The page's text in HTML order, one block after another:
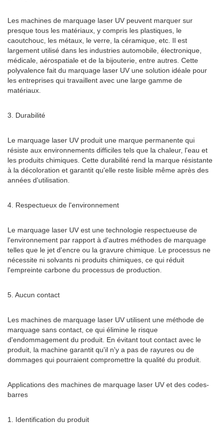
Les machines de marquage laser UV peuvent marquer sur
presque tous les matériaux, y compris les plastiques, le
caoutchouc, les métaux, le verre, la céramique, etc. Il est
largement utilisé dans les industries automobile, électronique,
médicale, aérospatiale et de la bijouterie, entre autres. Cette
polyvalence fait du marquage laser UV une solution idéale pour
les entreprises qui travaillent avec une large gamme de
matériaux.
3. Durabilité
Le marquage laser UV produit une marque permanente qui
résiste aux environnements difficiles tels que la chaleur, l'eau et
les produits chimiques. Cette durabilité rend la marque résistante
à la décoloration et garantit qu'elle reste lisible même après des
années d'utilisation.
4. Respectueux de l'environnement
Le marquage laser UV est une technologie respectueuse de
l'environnement par rapport à d'autres méthodes de marquage
telles que le jet d'encre ou la gravure chimique. Le processus ne
nécessite ni solvants ni produits chimiques, ce qui réduit
l'empreinte carbone du processus de production.
5. Aucun contact
Les machines de marquage laser UV utilisent une méthode de
marquage sans contact, ce qui élimine le risque
d'endommagement du produit. En évitant tout contact avec le
produit, la machine garantit qu'il n'y a pas de rayures ou de
dommages qui pourraient compromettre la qualité du produit.
Applications des machines de marquage laser UV et des codes-
barres
1. Identification du produit